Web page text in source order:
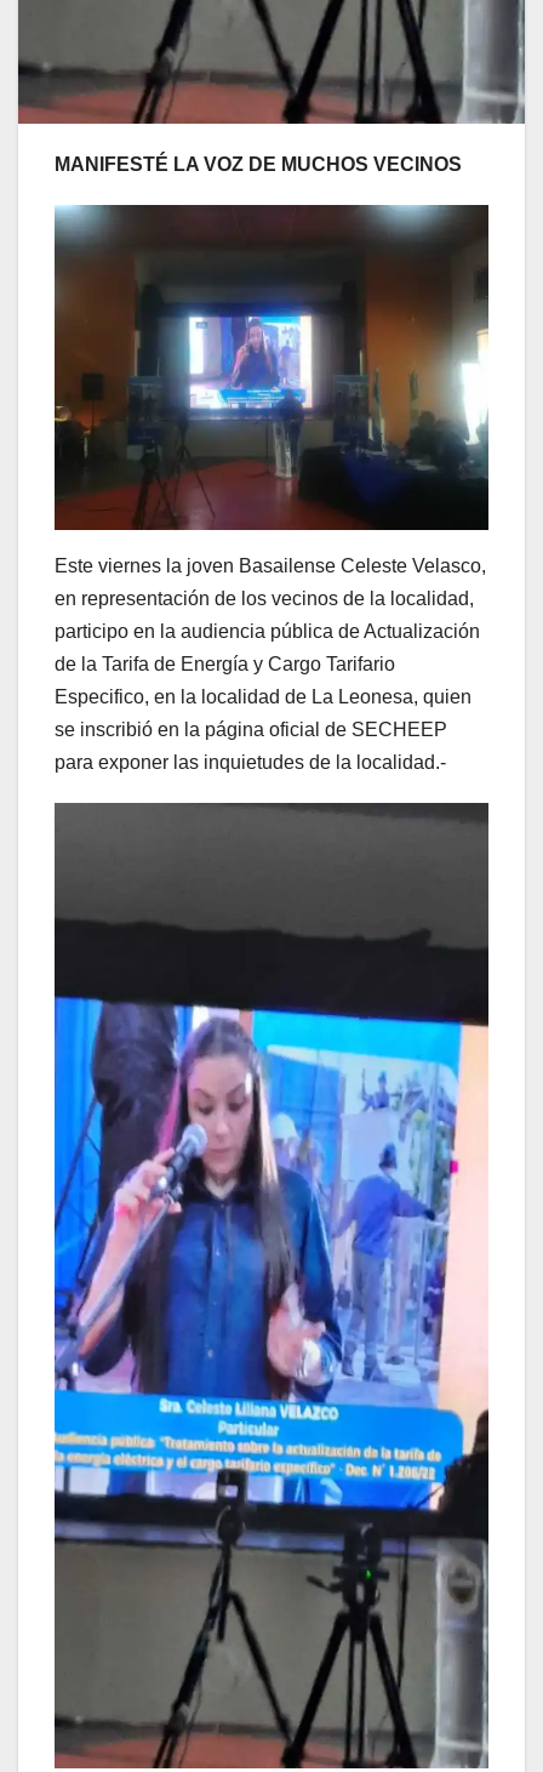
MANIFESTÉ LA VOZ DE MUCHOS VECINOS
Este viernes la joven Basailense Celeste Velasco,
en representación de los vecinos de la localidad,
participo en la audiencia pública de Actualización
de la Tarifa de Energía y Cargo Tarifario
Especifico, en la localidad de La Leonesa, quien
se inscribió en la página oficial de SECHEEP
para exponer las inquietudes de la localidad.-